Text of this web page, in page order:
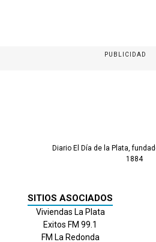
PUBLICIDAD
Diario El Día de la Plata,
1884
SITIOS ASOCIADOS
Viviendas La Plata
Exitos FM 99.1
FM La Redonda